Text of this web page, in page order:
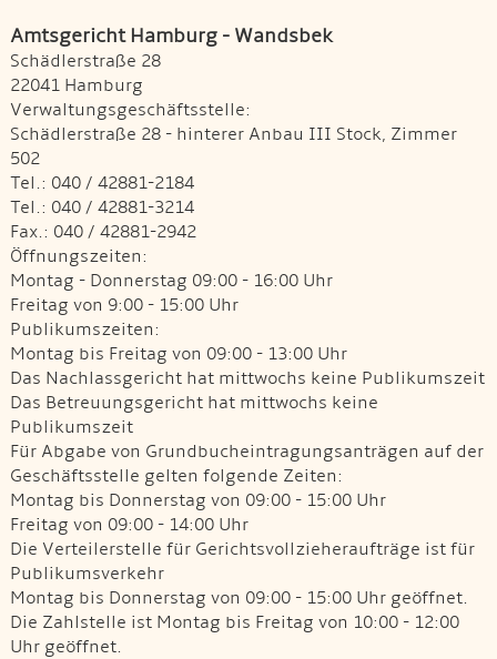
Amtsgericht Hamburg - Wandsbek
Schädlerstraße 28
22041 Hamburg
Verwaltungsgeschäftsstelle:
Schädlerstraße 28 - hinterer Anbau III Stock, Zimmer
502
Tel.: 040 / 42881-2184
Tel.: 040 / 42881-3214
Fax.: 040 / 42881-2942
Öffnungszeiten:
Montag - Donnerstag 09:00 - 16:00 Uhr
Freitag von 9:00 - 15:00 Uhr
Publikumszeiten:
Montag bis Freitag von 09:00 - 13:00 Uhr
Das Nachlassgericht hat mittwochs keine Publikumszeit
Das Betreuungsgericht hat mittwochs keine
Publikumszeit
Für Abgabe von Grundbucheintragungsanträgen auf der
Geschäftsstelle gelten folgende Zeiten:
Montag bis Donnerstag von 09:00 - 15:00 Uhr
Freitag von 09:00 - 14:00 Uhr
Die Verteilerstelle für Gerichtsvollzieheraufträge ist für
Publikumsverkehr
Montag bis Donnerstag von 09:00 - 15:00 Uhr geöffnet.
Die Zahlstelle ist Montag bis Freitag von 10:00 - 12:00
Uhr geöffnet.